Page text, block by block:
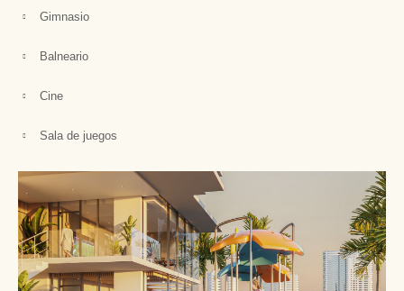
Gimnasio
Balneario
Cine
Sala de juegos